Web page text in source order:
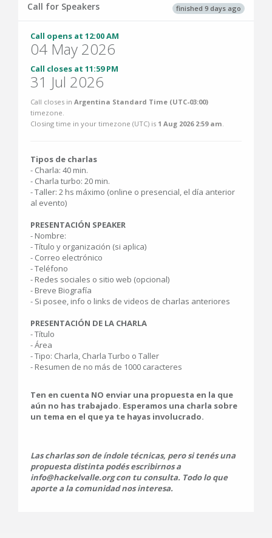
finished 9 days ago
Call for Speakers
Call opens at 12:00 AM
04 May 2026
Call closes at 11:59 PM
31 Jul 2026
Call closes in Argentina Standard Time (UTC-03:00)
timezone.
Closing time in your timezone (UTC) is 1 Aug 2026 2:59 am.
Tipos de charlas
- Charla: 40 min.
- Charla turbo: 20 min.
- Taller: 2 hs máximo (online o presencial, el día anterior
al evento)
PRESENTACIÓN SPEAKER
- Nombre:
- Título y organización (si aplica)
- Correo electrónico
- Teléfono
- Redes sociales o sitio web (opcional)
- Breve Biografía
- Si posee, info o links de videos de charlas anteriores
PRESENTACIÓN DE LA CHARLA
- Título
- Área
- Tipo: Charla, Charla Turbo o Taller
- Resumen de no más de 1000 caracteres
Ten en cuenta NO enviar una propuesta en la que
aún no has trabajado. Esperamos una charla sobre
un tema en el que ya te hayas involucrado.
Las charlas son de índole técnicas, pero si tenés una
propuesta distinta podés escribirnos a
info@hackelvalle.org con tu consulta. Todo lo que
aporte a la comunidad nos interesa.